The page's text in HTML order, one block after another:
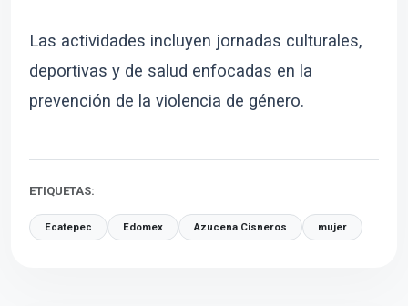
Las actividades incluyen jornadas culturales,
deportivas y de salud enfocadas en la
prevención de la violencia de género.
ETIQUETAS:
Ecatepec Edomex Azucena Cisneros mujer